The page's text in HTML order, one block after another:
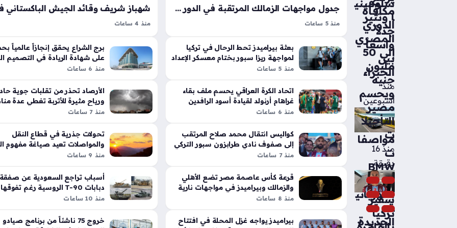
سلوفيني
ا وتثير
جدلاً
واسعاً
بين
الخبراء
منذ
أسبوعين
مواصفا
ت
BMW
iX5
الكهربائي
ة
الجديدة
مكافأة
الدوري
المصري
إلى 50
مليون
جنيه
ويحسم
مصير
التأجيلا
ت
منذ 16
دقيقة
سفير
تركيا
جدول مواجهات الزمالك المرتقبة في الدور الأول من الدوري المصري الممتاز الجديد
منذ 5 ساعات
المصري موسم 2026-2027 يمثل ركيزة أساسية
لترتيب أولويات الفريق الأبيض خلال رحلته الطويلة نحو
استعادة اللقب، حيث كشفت رابطة الأندية المحترفة
بعثة بيراميدز تحط الرحال في تركيا
لمواجهة ريزا سبور بختام معسكر الإعداد
منذ 5 ساعات
اتحاد الكرة العراقي يحسم ملف بقاء
غراهام أرنولد لقيادة أسود الرافدين
مستقبلاً
منذ 6 ساعات
كواليس انتقال محمد صلاح المرتقب
إلى صفوف نادي طرابزون سبور التركي
الجديد
منذ 7 ساعات
قرعة كأس عاصمة مصر تضع الأهلي
والزمالك وبيراميدز في مواجهات نارية
مرتقبة
منذ 8 ساعات
بيراميدز يواجه غزل المحلة في افتتاح
منذ 4 ساعات
السعودية تأتي ضمن سياق إقليمي معقد، حيث
الأنظار على تداعيات الكلمة المفتاحية في ظل
المتصاعدة في منطقة الخليج، وتبرز الجهود
برج الشراع يحقق إنجازاً عالمياً
على شهادة الريادة في التصميم
منذ 6 ساعات
الأرصاد تحذر من تقلبات جوية
ورياح مثيرة للأتربة تغطي عدة
منذ 7 ساعات
تحولات جذرية في قطاع النقل
والمواصلات تعيد صياغة مفهوم
داخل المدن
منذ 9 ساعات
أسباب تراجع السعودية عن صفقة
دبابات T-90 الروسية رغم تفوقها
الميداني الواضح
منذ 10 ساعات
خروج 75 ناشئاً من برنامج صيادو